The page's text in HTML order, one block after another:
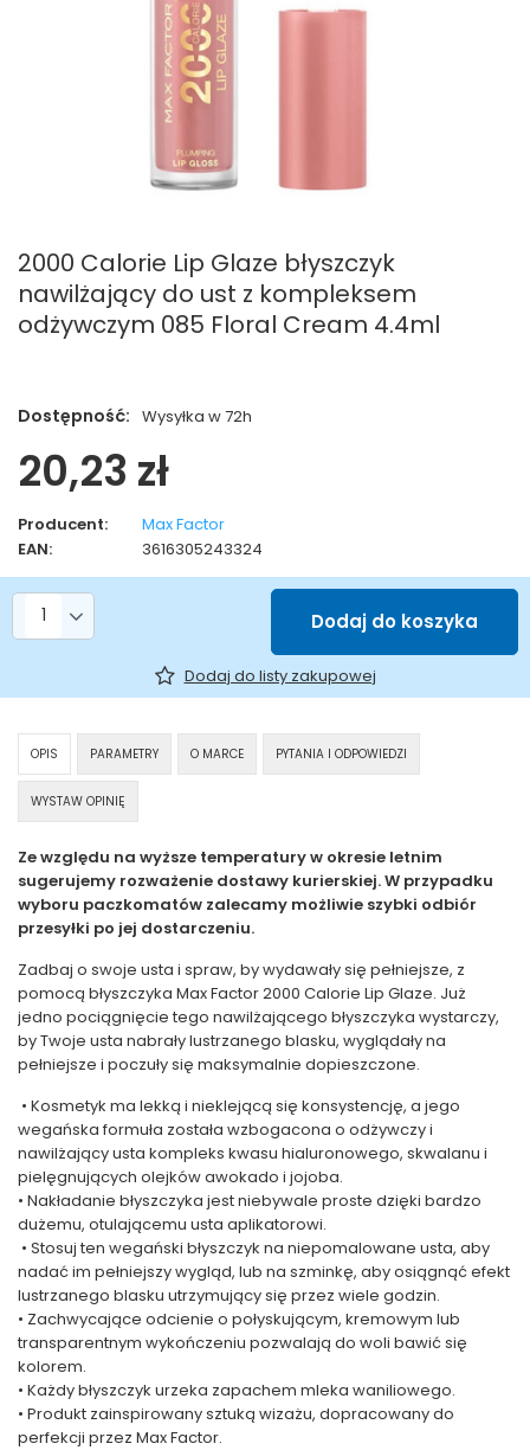
2000 Calorie Lip Glaze błyszczyk
nawilżający do ust z kompleksem
odżywczym 085 Floral Cream 4.4ml
Dostępność: Wysyłka w 72h
20,23 zł
Producent:
Max Factor
EAN:
3616305243324
Liczba produktów
Dodaj do koszyka
Dodaj do listy zakupowej
OPIS PARAMETRY O MARCE PYTANIA I ODPOWIEDZI
WYSTAW OPINIĘ
Ze względu na wyższe temperatury w okresie letnim
sugerujemy rozważenie dostawy kurierskiej. W przypadku
wyboru paczkomatów zalecamy możliwie szybki odbiór
przesyłki po jej dostarczeniu.
Zadbaj o swoje usta i spraw, by wydawały się pełniejsze, z
pomocą błyszczyka Max Factor 2000 Calorie Lip Glaze. Już
jedno pociągnięcie tego nawilżającego błyszczyka wystarczy,
by Twoje usta nabrały lustrzanego blasku, wyglądały na
pełniejsze i poczuły się maksymalnie dopieszczone.
• Kosmetyk ma lekką i nieklejącą się konsystencję, a jego
wegańska formuła została wzbogacona o odżywczy i
nawilżający usta kompleks kwasu hialuronowego, skwalanu i
pielęgnujących olejków awokado i jojoba.
• Nakładanie błyszczyka jest niebywale proste dzięki bardzo
dużemu, otulającemu usta aplikatorowi.
• Stosuj ten wegański błyszczyk na niepomalowane usta, aby
nadać im pełniejszy wygląd, lub na szminkę, aby osiągnąć efekt
lustrzanego blasku utrzymujący się przez wiele godzin.
• Zachwycające odcienie o połyskującym, kremowym lub
transparentnym wykończeniu pozwalają do woli bawić się
kolorem.
• Każdy błyszczyk urzeka zapachem mleka waniliowego.
• Produkt zainspirowany sztuką wizażu, dopracowany do
perfekcji przez Max Factor.